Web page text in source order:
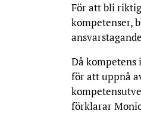
För att bli
kompetenser,
Då
för att uppnå
förklarar